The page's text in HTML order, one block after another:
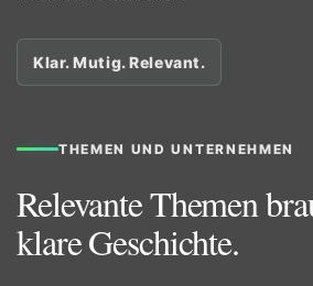
Klar. Mutig. Relevant.
THEMEN UND UNTERNEHMEN
Relevante Themen
klare Geschichte.